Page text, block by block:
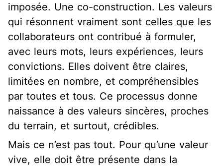
imposée. Une co-construction. Les valeurs
qui résonnent vraiment sont celles que les
collaborateurs ont contribué à formuler,
avec leurs mots, leurs expériences, leurs
convictions. Elles doivent être claires,
limitées en nombre, et compréhensibles
par toutes et tous. Ce processus donne
naissance à des valeurs sincères, proches
du terrain, et surtout, crédibles.
Mais ce n’est pas tout. Pour qu’une valeur
vive, elle doit être présente dans la